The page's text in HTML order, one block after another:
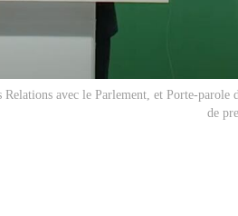
avec le Parlement, et Porte-
de